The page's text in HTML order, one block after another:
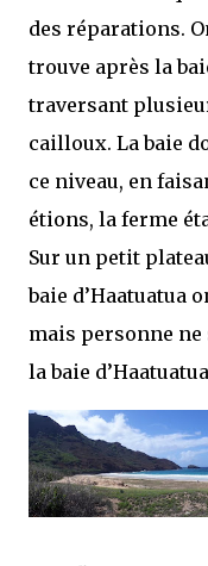
des réparations.
trouve après la
traversant
cailloux. La baie
ce niveau, en
étions, la ferme
Sur un petit
baie d’Haatuatua
mais personne ne
la baie